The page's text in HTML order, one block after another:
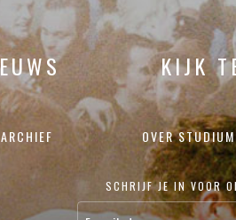
KIJK
ARCHIEF OVER
SCHRIJF JE IN VOOR